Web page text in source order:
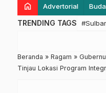
home Advertorial
TRENDING TAGS #Sulbar
Beranda » Ragam »
Tinjau Lokasi Program